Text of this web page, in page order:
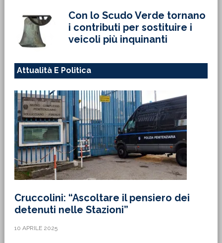
Con lo Scudo Verde tornano
i contributi per sostituire i
veicoli più inquinanti
Attualità E Politica
Cruccolini: “Ascoltare il pensiero dei
detenuti nelle Stazioni”
10 APRILE 2025